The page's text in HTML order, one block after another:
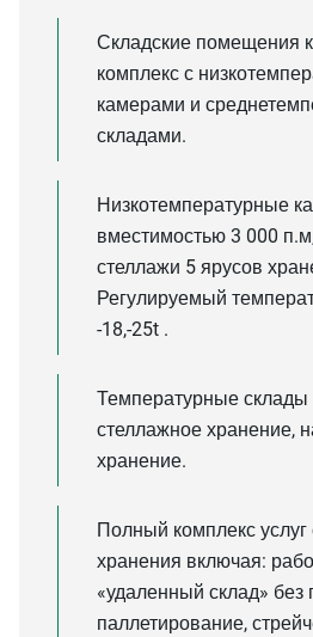
Складские помещения
комплекс с
камерами и
складами.
Низкотемпературные
вместимостью 3 000
стеллажи 5 ярусов
Регулируемый
-18,-25t .
Температурные склады
стеллажное хранение,
хранение.
Полный комплекс услуг
хранения включая:
«удаленный склад» без
паллетирование,